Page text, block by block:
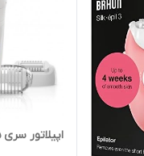
اپیلاتور سری 5 براون مدل 5-541